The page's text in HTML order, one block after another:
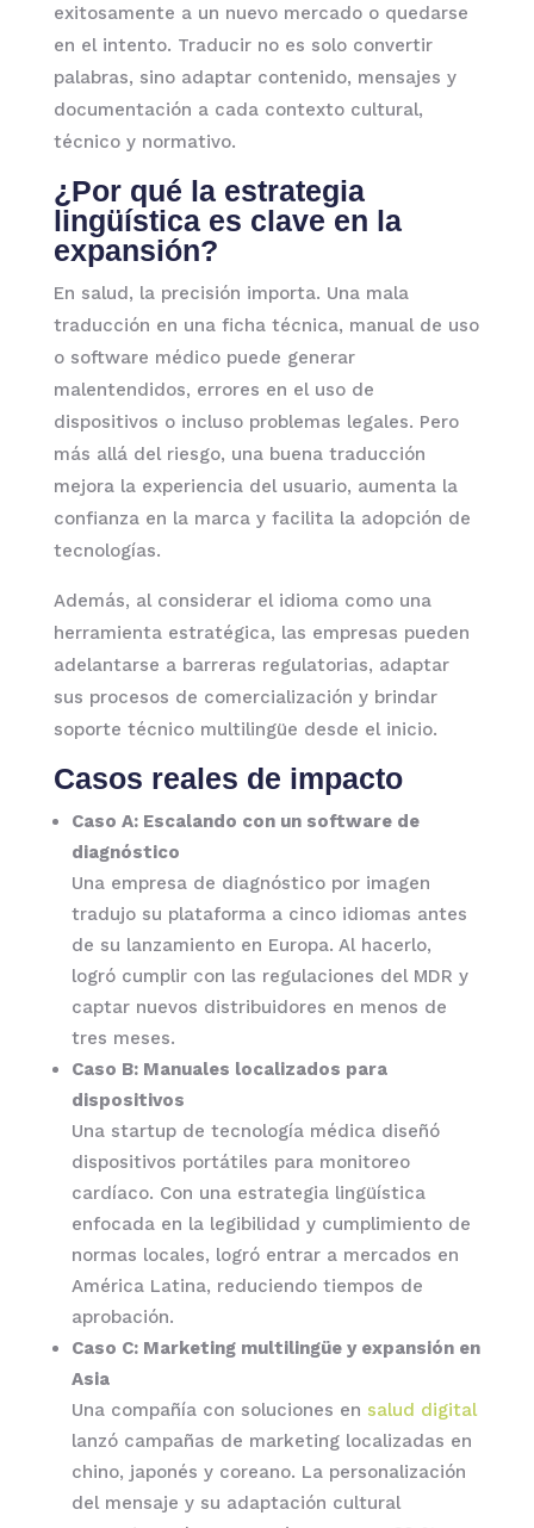
exitosamente a un nuevo mercado o quedarse
en el intento. Traducir no es solo convertir
palabras, sino adaptar contenido, mensajes y
documentación a cada contexto cultural,
técnico y normativo.
¿Por qué la estrategia
lingüística es clave en la
expansión?
En salud, la precisión importa. Una mala
traducción en una ficha técnica, manual de uso
o software médico puede generar
malentendidos, errores en el uso de
dispositivos o incluso problemas legales. Pero
más allá del riesgo, una buena traducción
mejora la experiencia del usuario, aumenta la
confianza en la marca y facilita la adopción de
tecnologías.
Además, al considerar el idioma como una
herramienta estratégica, las empresas pueden
adelantarse a barreras regulatorias, adaptar
sus procesos de comercialización y brindar
soporte técnico multilingüe desde el inicio.
Casos reales de impacto
Caso A: Escalando con un software de
diagnóstico
Una empresa de diagnóstico por imagen
tradujo su plataforma a cinco idiomas antes
de su lanzamiento en Europa. Al hacerlo,
logró cumplir con las regulaciones del MDR y
captar nuevos distribuidores en menos de
tres meses.
Caso B: Manuales localizados para
dispositivos
Una startup de tecnología médica diseñó
dispositivos portátiles para monitoreo
cardíaco. Con una estrategia lingüística
enfocada en la legibilidad y cumplimiento de
normas locales, logró entrar a mercados en
América Latina, reduciendo tiempos de
aprobación.
Caso C: Marketing multilingüe y expansión en
Asia
Una compañía con soluciones en salud digital
lanzó campañas de marketing localizadas en
chino, japonés y coreano. La personalización
del mensaje y su adaptación cultural